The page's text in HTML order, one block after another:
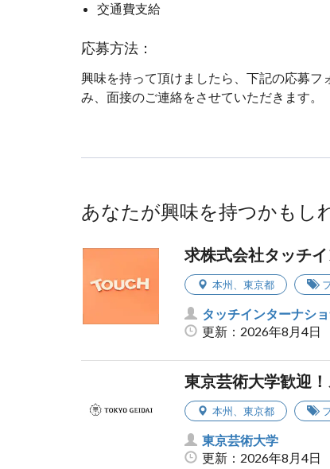
交通費支給
応募方法：
興味を持って頂けましたら、下記の応募
み、面接のご連絡をさせていただきます。
あなたが興味を持つかもし
求株式会社タッチ
本州、 東京都
タッチインターナシ
更新：2026年8月4日
東京芸術大学歓迎
本州、 東京都
東京芸術大学
更新：2026年8月4日